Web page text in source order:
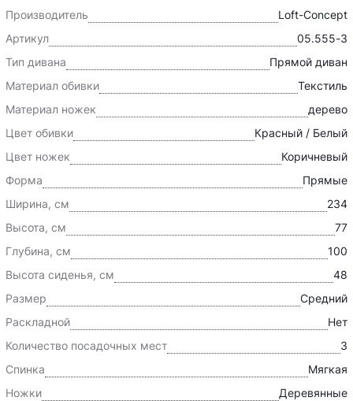
Производитель
Loft-Concept
Артикул
05.555-3
Тип дивана
Прямой диван
Материал обивки
Текстиль
Материал ножек
дерево
Цвет обивки
Красный / Белый
Цвет ножек
Коричневый
Форма
Прямые
Ширина, см
234
Высота, см
77
Глубина, см
100
Высота сиденья, см
48
Размер
Средний
Раскладной
Нет
Количество посадочных мест
3
Спинка
Мягкая
Ножки
Деревянные